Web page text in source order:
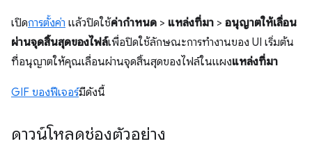
เปิดการตั้งค่า แล้วปิดใช้ค่ากำหนด > แหล่งที่มา > อนุญาตให้เลื่อน
ผ่านจุดสิ้นสุดของไฟล์เพื่อปิดใช้ลักษณะการทำงานของ UI เริ่มต้น
ที่อนุญาตให้คุณเลื่อนผ่านจุดสิ้นสุดของไฟล์ในแผงแหล่งที่มา
GIF ของฟีเจอร์มีดังนี้
ดาวน์โหลดช่องตัวอย่าง